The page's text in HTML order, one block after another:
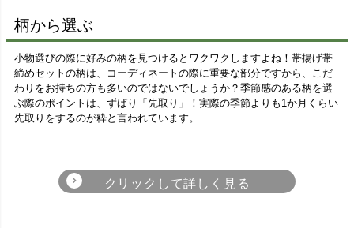
美しい光沢と滑らかな風合いが魅
力。肌にしっとりと吸い付くような
柄から選ぶ
小物選びの際に好みの柄を見つけるとワクワクしますよね！帯揚げ帯
締めセットの柄は、コーディネートの際に重要な部分ですから、こだ
わりをお持ちの方も多いのではないでしょうか？季節感のある柄を選
ぶ際のポイントは、ずばり「先取り」！実際の季節よりも1か月くらい
先取りをするのが粋と言われています。